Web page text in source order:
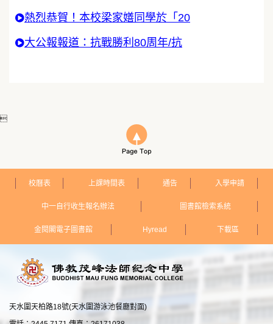
熱烈恭賀！本校梁家嫸同學於「20
大公報報道：抗戰勝利80周年/抗

校曆表 上課時間表 通告 入學申請
中一自行收生報名辦法 圖書館檢索系統
金閱閣電子圖書館 Hyread 下載區
天水圍天柏路18號(天水圍游泳池餐廳對面)